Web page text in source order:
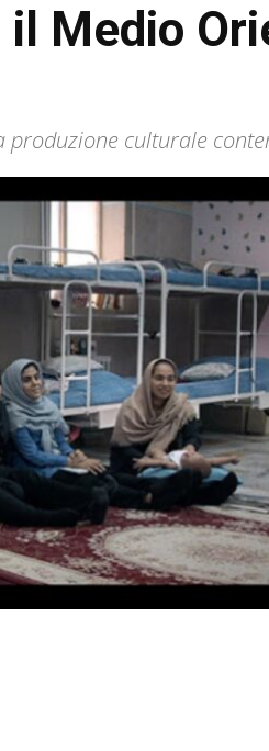
Medio
produzione culturale